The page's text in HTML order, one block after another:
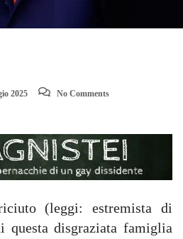
2025 No Comments
(leggi: estremista di
questa disgraziata famiglia